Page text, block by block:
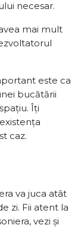
necesar.
mai mult
este ca
bucătării
Îți
caz.
va juca atât
zi. Fii atent la
vezi și